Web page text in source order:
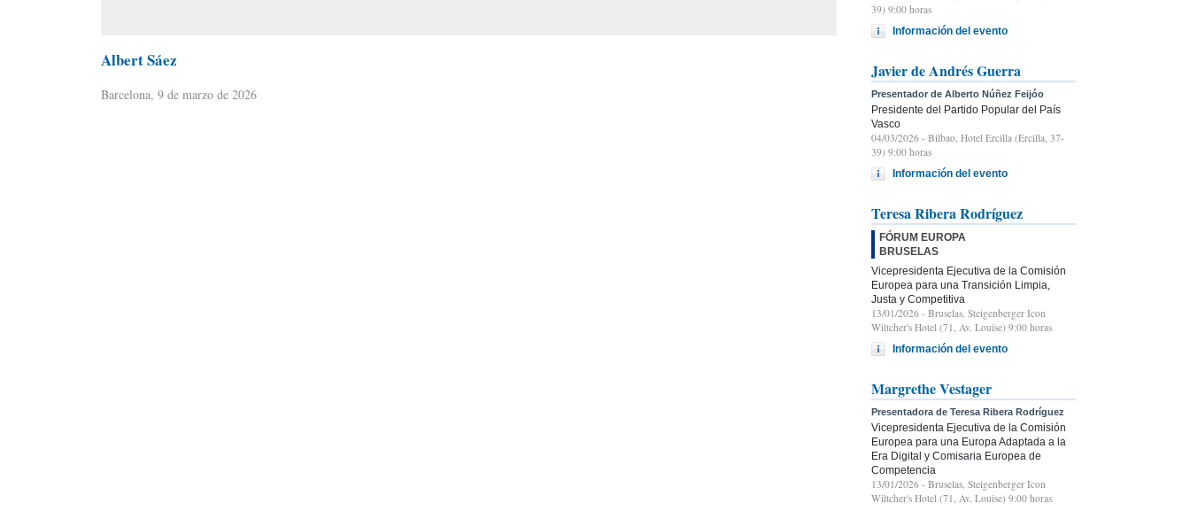
Albert Sáez
Barcelona, 9 de marzo de 2026
39) 9:00 horas
Información del evento
Javier de Andrés Guerra
Presentador de Alberto Núñez Feijóo
Presidente del Partido Popular del País
Vasco
04/03/2026 - Bilbao, Hotel Ercilla (Ercilla, 37-
39) 9:00 horas
Información del evento
Teresa Ribera Rodríguez
FÓRUM EUROPA
BRUSELAS
Vicepresidenta Ejecutiva de la Comisión
Europea para una Transición Limpia,
Justa y Competitiva
13/01/2026 - Bruselas, Steigenberger Icon
Wiltcher's Hotel (71, Av. Louise) 9:00 horas
Información del evento
Margrethe Vestager
Presentadora de Teresa Ribera Rodríguez
Vicepresidenta Ejecutiva de la Comisión
Europea para una Europa Adaptada a la
Era Digital y Comisaria Europea de
Competencia
13/01/2026 - Bruselas, Steigenberger Icon
Wiltcher's Hotel (71, Av. Louise) 9:00 horas